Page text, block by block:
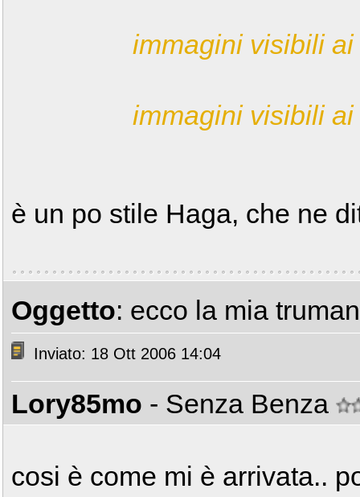
immagini visibili
immagini visibili
è un po stile Haga, che ne
Oggetto: ecco la mia
Inviato: 18 Ott 2006 14:04
Lory85mo - Senza Benza
cosi è come mi è arrivata..